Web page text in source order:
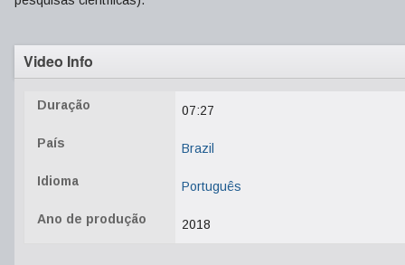
Video Info
Duração 07:27
País Brazil
Idioma Português
Ano de produção 2018